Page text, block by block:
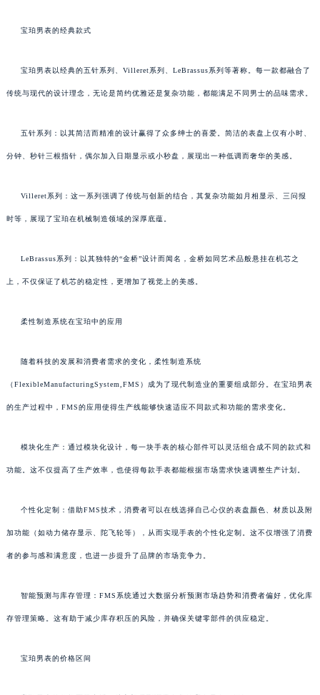
宝珀男表的经典款式
宝珀男表以经典的五针系列、Villeret系列、LeBrassus系列等著称。每一款都融合了
传统与现代的设计理念，无论是简约优雅还是复杂功能，都能满足不同男士的品味需求。
五针系列：以其简洁而精准的设计赢得了众多绅士的喜爱。简洁的表盘上仅有小时、
分钟、秒针三根指针，偶尔加入日期显示或小秒盘，展现出一种低调而奢华的美感。
Villeret系列：这一系列强调了传统与创新的结合，其复杂功能如月相显示、三问报
时等，展现了宝珀在机械制造领域的深厚底蕴。
LeBrassus系列：以其独特的“金桥”设计而闻名，金桥如同艺术品般悬挂在机芯之
上，不仅保证了机芯的稳定性，更增加了视觉上的美感。
柔性制造系统在宝珀中的应用
随着科技的发展和消费者需求的变化，柔性制造系统
（FlexibleManufacturingSystem,FMS）成为了现代制造业的重要组成部分。在宝珀男表
的生产过程中，FMS的应用使得生产线能够快速适应不同款式和功能的需求变化。
模块化生产：通过模块化设计，每一块手表的核心部件可以灵活组合成不同的款式和
功能。这不仅提高了生产效率，也使得每款手表都能根据市场需求快速调整生产计划。
个性化定制：借助FMS技术，消费者可以在线选择自己心仪的表盘颜色、材质以及附
加功能（如动力储存显示、陀飞轮等），从而实现手表的个性化定制。这不仅增强了消费
者的参与感和满意度，也进一步提升了品牌的市场竞争力。
智能预测与库存管理：FMS系统通过大数据分析预测市场趋势和消费者偏好，优化库
存管理策略。这有助于减少库存积压的风险，并确保关键零部件的供应稳定。
宝珀男表的价格区间